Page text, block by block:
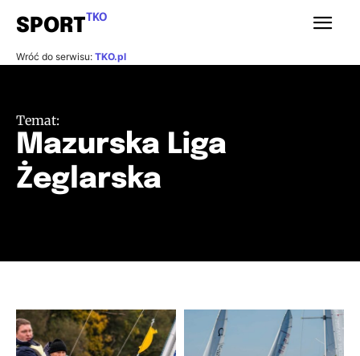
SPORTTKO
Wróć do serwisu: TKO.pl
Temat:
Mazurska Liga
Żeglarska